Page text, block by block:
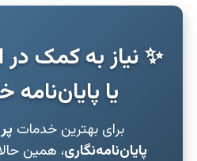
✨ نیاز به کمک در
یا
برای بهترین خدمات
پایان‌نامه‌نگاری، همین